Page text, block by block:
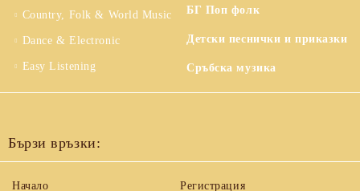
Country, Folk & World Music
Dance & Electronic
Easy Listening
БГ Поп фолк
Детски песнички и приказки
Сръбска музика
Бързи връзки:
Начало Регистрация